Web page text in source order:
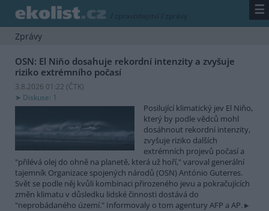
/ zpravodajství / zprávy ☰
Zprávy
OSN: El Niňo dosahuje rekordní intenzity a zvyšuje
riziko extrémního počasí
3.8.2026 01:22 (ČTK)
Diskuse: 1
Posilující klimatický jev El Niňo,
který by podle vědců mohl
dosáhnout rekordní intenzity,
zvyšuje riziko dalších
extrémních projevů počasí a
"přilévá olej do ohně na planetě, která už hoří," varoval generální
tajemník Organizace spojených národů (OSN) António Guterres.
Svět se podle něj kvůli kombinaci přirozeného jevu a pokračujících
změn klimatu v důsledku lidské činnosti dostává do
"neprobádaného území." Informovaly o tom agentury AFP a AP.